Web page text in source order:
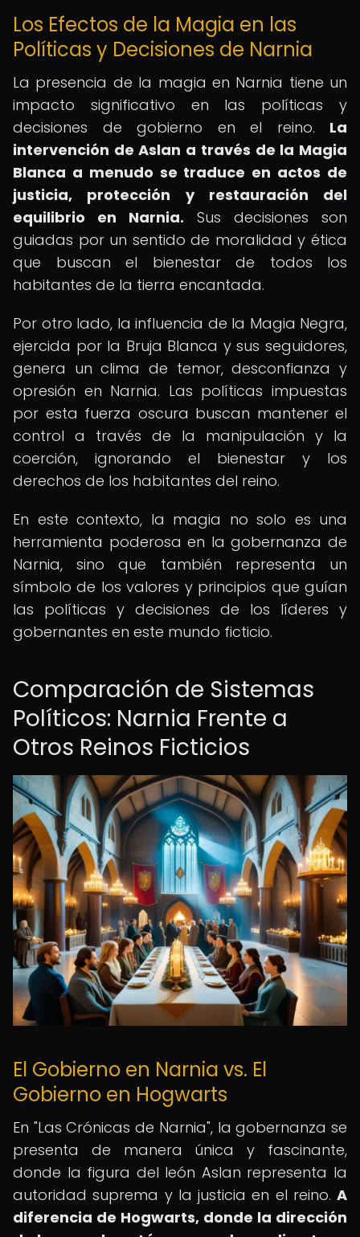
Los Efectos de la Magia en las
Políticas y Decisiones de Narnia
La presencia de la magia en Narnia tiene un
impacto significativo en las políticas y
decisiones de gobierno en el reino. La
intervención de Aslan a través de la Magia
Blanca a menudo se traduce en actos de
justicia, protección y restauración del
equilibrio en Narnia. Sus decisiones son
guiadas por un sentido de moralidad y ética
que buscan el bienestar de todos los
habitantes de la tierra encantada.
Por otro lado, la influencia de la Magia Negra,
ejercida por la Bruja Blanca y sus seguidores,
genera un clima de temor, desconfianza y
opresión en Narnia. Las políticas impuestas
por esta fuerza oscura buscan mantener el
control a través de la manipulación y la
coerción, ignorando el bienestar y los
derechos de los habitantes del reino.
En este contexto, la magia no solo es una
herramienta poderosa en la gobernanza de
Narnia, sino que también representa un
símbolo de los valores y principios que guían
las políticas y decisiones de los líderes y
gobernantes en este mundo ficticio.
Comparación de Sistemas
Políticos: Narnia Frente a
Otros Reinos Ficticios
El Gobierno en Narnia vs. El
Gobierno en Hogwarts
En "Las Crónicas de Narnia", la gobernanza se
presenta de manera única y fascinante,
donde la figura del león Aslan representa la
autoridad suprema y la justicia en el reino. A
diferencia de Hogwarts, donde la dirección